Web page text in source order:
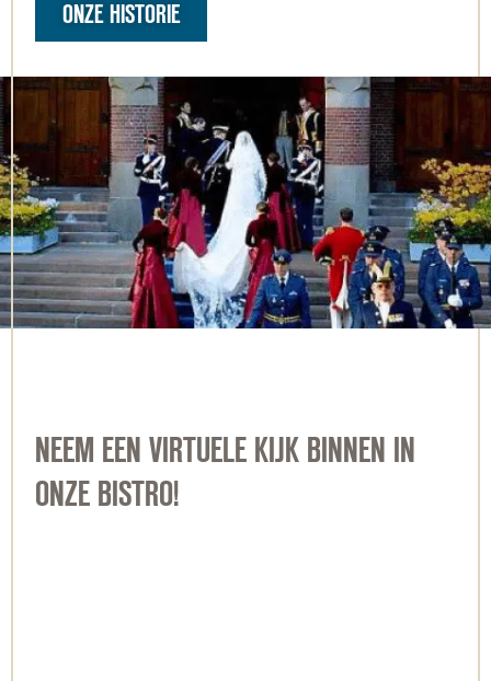
ONZE HISTORIE
NEEM EEN VIRTUELE KIJK BINNEN IN
ONZE BISTRO!